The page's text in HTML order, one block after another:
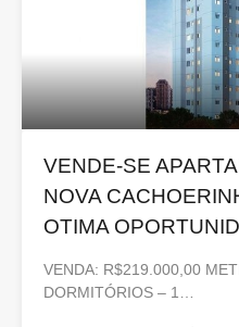
VENDE-SE
NOVA
OTIMA
VENDA: R$219.000,00
DORMITÓRIOS – 1…